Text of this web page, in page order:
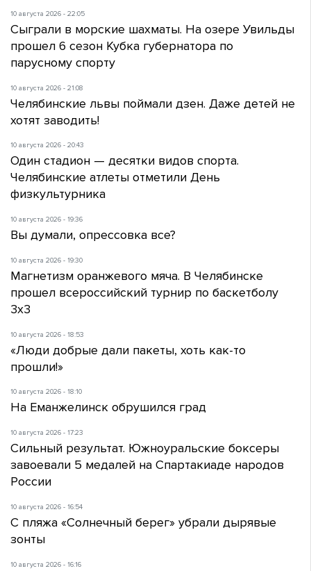
10 августа 2026 - 22:05
Сыграли в морские шахматы. На озере Увильды
прошел 6 сезон Кубка губернатора по
парусному спорту
10 августа 2026 - 21:08
Челябинские львы поймали дзен. Даже детей не
хотят заводить!
10 августа 2026 - 20:43
Один стадион — десятки видов спорта.
Челябинские атлеты отметили День
физкультурника
10 августа 2026 - 19:36
Вы думали, опрессовка все?
10 августа 2026 - 19:30
Магнетизм оранжевого мяча. В Челябинске
прошел всероссийский турнир по баскетболу
3х3
10 августа 2026 - 18:53
«Люди добрые дали пакеты, хоть как-то
прошли!»
10 августа 2026 - 18:10
На Еманжелинск обрушился град
10 августа 2026 - 17:23
Сильный результат. Южноуральские боксеры
завоевали 5 медалей на Спартакиаде народов
России
10 августа 2026 - 16:54
С пляжа «Солнечный берег» убрали дырявые
зонты
10 августа 2026 - 16:16